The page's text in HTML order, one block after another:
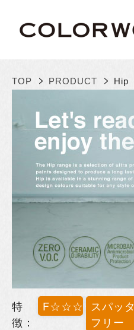
TOP > PRODUCT > Hip
特
徴：
F☆☆☆☆スパッタ
フリー